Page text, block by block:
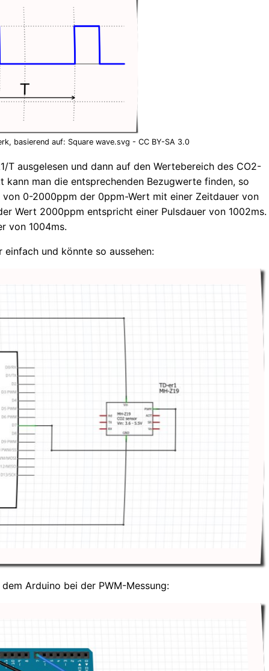
basierend auf: Square wave.svg - CC BY-SA 3.0
T ausgelesen und dann auf den Wertebereich des CO2-
kann man die entsprechenden Bezugwerte finden, so
0-2000ppm der 0ppm-Wert mit einer Zeitdauer von
Wert 2000ppm entspricht einer Pulsdauer von 1002ms.
von 1004ms.
und könnte so aussehen:
Arduino bei der PWM-Messung: